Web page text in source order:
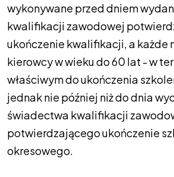
wykonywane przed dniem
kwalifikacji zawodowej
ukończenie kwalifikacji, a każde
kierowcy w wieku do 60 lat - w
właściwym do ukończenia
jednak nie później niż do dnia
świadectwa kwalifikacji
potwierdzającego ukończenie
okresowego.